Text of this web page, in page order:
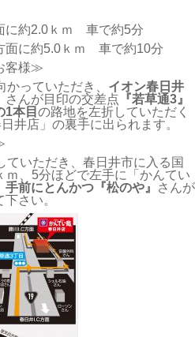
に約2.0ｋｍ 車で約5分
に約5.0ｋｍ 車で約10分
客様≫
っていただき、 イオン春日井
さんが目印の交差点 『若草通3』
1本目 の路地を左折していただく
井店」の裏手に出られます。
ていただき、春日井市に入る国
、5分ほどで左手に「かんてい
手前にとんかつ『松のや』
さんが
さい。